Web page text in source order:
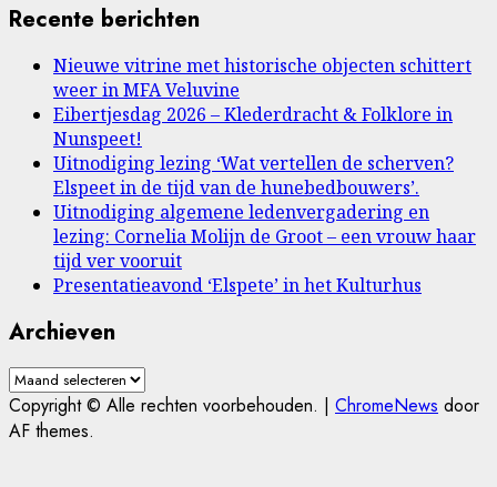
Recente berichten
Nieuwe vitrine met historische objecten schittert
weer in MFA Veluvine
Eibertjesdag 2026 – Klederdracht & Folklore in
Nunspeet!
Uitnodiging lezing ‘Wat vertellen de scherven?
Elspeet in de tijd van de hunebedbouwers’.
Uitnodiging algemene ledenvergadering en
lezing: Cornelia Molijn de Groot – een vrouw haar
tijd ver vooruit
Presentatieavond ‘Elspete’ in het Kulturhus
Archieven
Archieven
Copyright © Alle rechten voorbehouden. | ChromeNews door
AF themes.